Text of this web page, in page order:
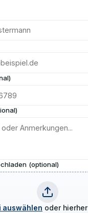
(optional)
auswählen oder